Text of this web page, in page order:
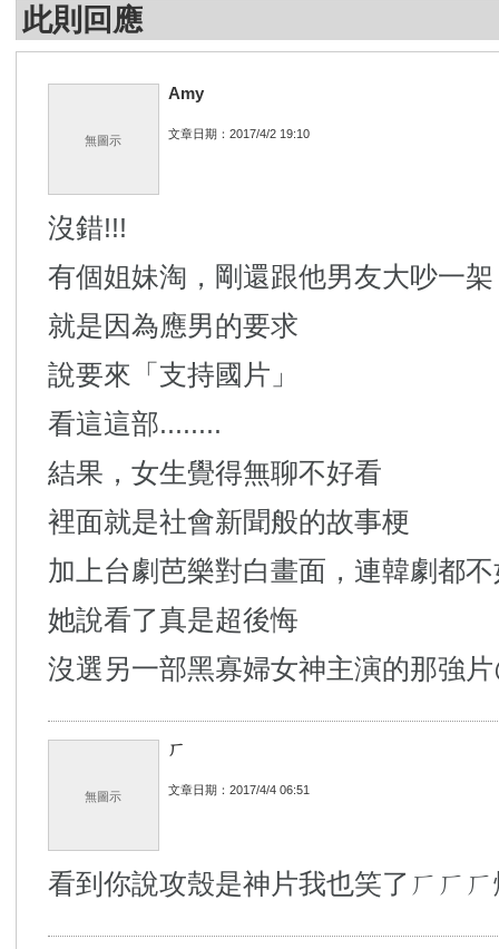
此則回應
無圖示
Amy
文章日期：2017/4/2 19:10
沒錯!!!
有個姐妹淘，剛還跟他男友大吵一架
就是因為應男的要求
說要來「支持國片」
看這這部........
結果，女生覺得無聊不好看
裡面就是社會新聞般的故事梗
加上台劇芭樂對白畫面，連韓劇都
她說看了真是超後悔
沒選另一部黑寡婦女神主演的那強
無圖示
ㄏ
文章日期：2017/4/4 06:51
看到你說攻殼是神片我也笑了ㄏㄏ